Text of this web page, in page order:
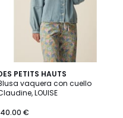
PETITS HAUTS
vaquera con cuello
LOUISE
€